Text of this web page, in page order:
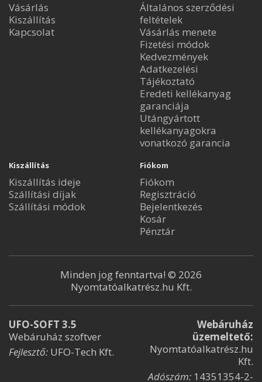
Vásárlás
Kiszállítás
Kapcsolat
Általános szerződési
feltételek
Vásárlás menete
Fizetési módok
Kedvezmények
Adatkezelési
Tájékoztató
Eredeti kellékanyag
garanciája
Utángyártott
kellékanyagokra
vonatkozó garancia
Kiszállítás
Kiszállítás ideje
Szállítási díjak
Szállítási módok
Fiókom
Fiókom
Regisztráció
Bejelentkezés
Kosár
Pénztár
Minden jog fenntartva! © 2026
Nyomtatóalkatrész.hu Kft.
UFO-SOFT 3.5
Webáruház szoftver
Fejlesztő: UFO-Tech Kft.
Webáruház
üzemeltető:
Nyomtatóalkatrész.hu
Kft.
Adószám: 14351354-2-